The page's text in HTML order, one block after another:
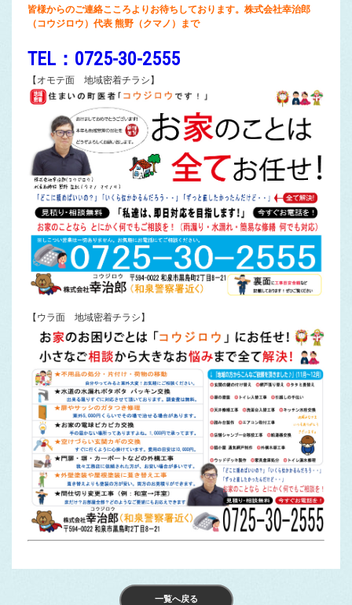
皆様からのご連絡こころよりお待ちしております。株式会社幸治郎
（コウジロウ）代表 熊野（クマノ）まで
TEL：0725-30-2555
【オモテ面 地域密着チラシ】
【ウラ面 地域密着チラシ】
一覧へ戻る